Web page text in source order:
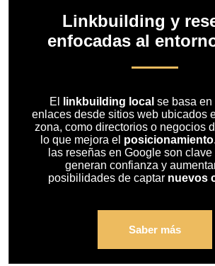
Linkbuilding y
enfocadas al
El linkbuilding local se basa en
enlaces desde sitios web ubicados
zona, como directorios o negocios
lo que mejora el posicionamiento
las reseñas en Google son clave
generan confianza y
posibilidades de captar nuevos
Saber más